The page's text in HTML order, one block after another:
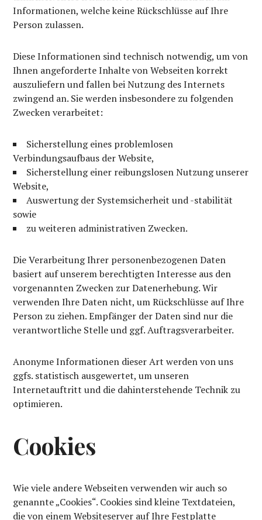
Informationen, welche keine Rückschlüsse auf Ihre
Person zulassen.
Diese Informationen sind technisch notwendig, um von
Ihnen angeforderte Inhalte von Webseiten korrekt
auszuliefern und fallen bei Nutzung des Internets
zwingend an. Sie werden insbesondere zu folgenden
Zwecken verarbeitet:
Sicherstellung eines problemlosen
Verbindungsaufbaus der Website,
Sicherstellung einer reibungslosen Nutzung unserer
Website,
Auswertung der Systemsicherheit und -stabilität
sowie
zu weiteren administrativen Zwecken.
Die Verarbeitung Ihrer personenbezogenen Daten
basiert auf unserem berechtigten Interesse aus den
vorgenannten Zwecken zur Datenerhebung. Wir
verwenden Ihre Daten nicht, um Rückschlüsse auf Ihre
Person zu ziehen. Empfänger der Daten sind nur die
verantwortliche Stelle und ggf. Auftragsverarbeiter.
Anonyme Informationen dieser Art werden von uns
ggfs. statistisch ausgewertet, um unseren
Internetauftritt und die dahinterstehende Technik zu
optimieren.
Cookies
Wie viele andere Webseiten verwenden wir auch so
genannte „Cookies“. Cookies sind kleine Textdateien,
die von einem Websiteserver auf Ihre Festplatte